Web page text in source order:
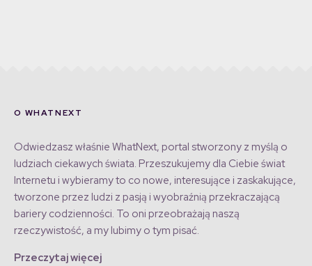
O WHATNEXT
Odwiedzasz właśnie WhatNext, portal stworzony z myślą o
ludziach ciekawych świata. Przeszukujemy dla Ciebie świat
Internetu i wybieramy to co nowe, interesujące i zaskakujące,
tworzone przez ludzi z pasją i wyobraźnią przekraczającą
bariery codzienności. To oni przeobrażają naszą
rzeczywistość, a my lubimy o tym pisać.
Przeczytaj więcej